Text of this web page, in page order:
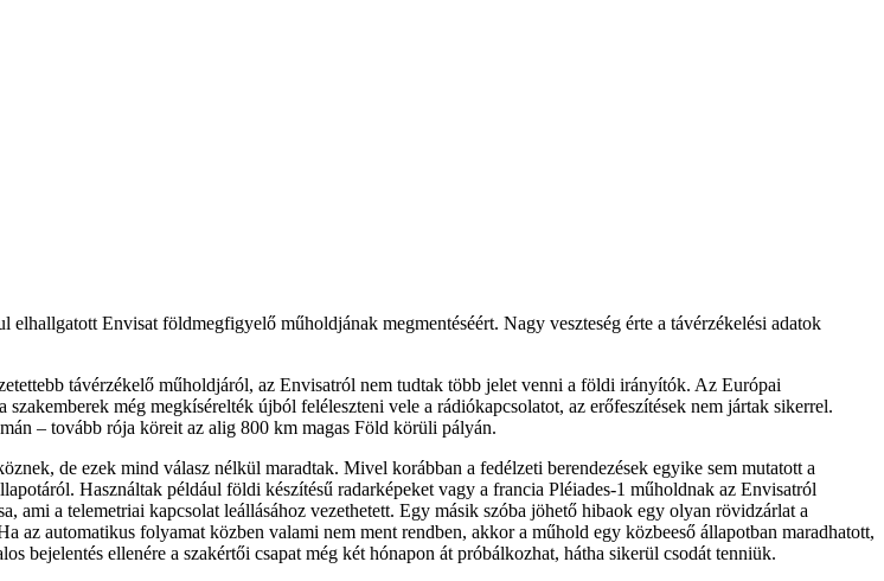
Envisat földmegfigyelő műholdjának megmentéséért. Nagy veszteség érte a távérzékelési adatok
távérzékelő műholdjáról, az Envisatról nem tudtak több jelet venni a földi irányítók. Az Európai
még megkísérelték újból feléleszteni vele a rádiókapcsolatot, az erőfeszítések nem jártak sikerrel.
– tovább rója köreit az alig 800 km magas Föld körüli pályán.
de ezek mind válasz nélkül maradtak. Mivel korábban a fedélzeti berendezések egyike sem mutatott a
Használtak például földi készítésű radarképeket vagy a francia Pléiades-1 műholdnak az Envisatról
ami a telemetriai kapcsolat leállásához vezethetett. Egy másik szóba jöhető hibaok egy olyan rövidzárlat a
az automatikus folyamat közben valami nem ment rendben, akkor a műhold egy közbeeső állapotban maradhatott,
bejelentés ellenére a szakértői csapat még két hónapon át próbálkozhat, hátha sikerül csodát tenniük.